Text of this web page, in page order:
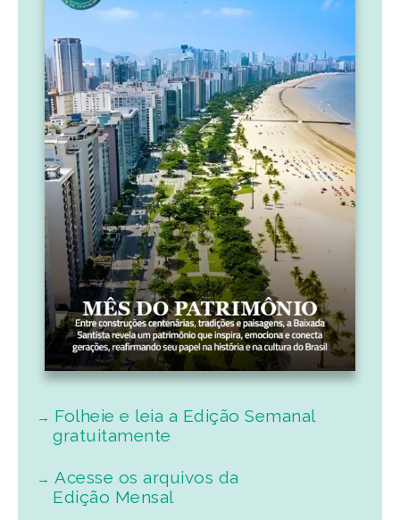
Folheie e leia a Edição Semanal
gratuitamente
Acesse os arquivos da
Edição Mensal